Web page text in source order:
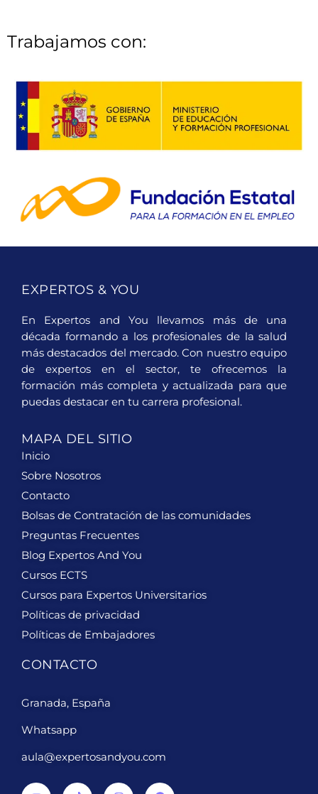
Trabajamos con:
EXPERTOS & YOU
En Expertos and You llevamos más de una
década formando a los profesionales de la salud
más destacados del mercado. Con nuestro equipo
de expertos en el sector, te ofrecemos la
formación más completa y actualizada para que
puedas destacar en tu carrera profesional.
MAPA DEL SITIO
Inicio
Sobre Nosotros
Contacto
Bolsas de Contratación de las comunidades
Preguntas Frecuentes
Blog Expertos And You
Cursos ECTS
Cursos para Expertos Universitarios
Políticas de privacidad
Políticas de Embajadores
CONTACTO
Granada, España
Whatsapp
aula@expertosandyou.com